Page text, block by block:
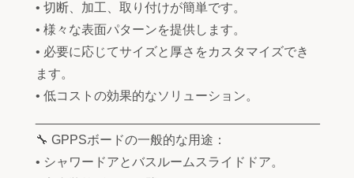
• 切断、加工、取り付けが簡単です。
• 様々な表面パターンを提供します。
• 必要に応じてサイズと厚さをカスタマイズでき
ます。
• 低コストの効果的なソリューション。
🔧 GPPSボードの一般的な用途：
• シャワードアとバスルームスライドドア。